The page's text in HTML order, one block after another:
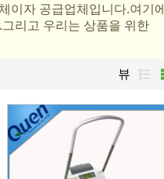
이자 공급업체입니다.여기에
리고 우리는 상품을 위한
뷰